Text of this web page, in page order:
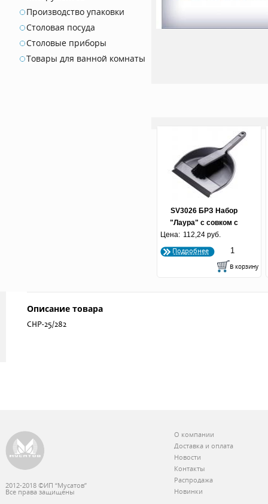
Производство упаковки
Столовая посуда
Столовые приборы
Товары для ванной комнаты
SV3026 БРЗ Набор
"Лаура" с совком с
кромкой бирюзовый
Цена: 112,24 руб.
Подробнее
Описание товара
СНР-25/282
2012-2018 ©ИП “Мусатов”
Все права защищены
О компании
Доставка и оплата
Новости
Контакты
Распродажа
Новинки